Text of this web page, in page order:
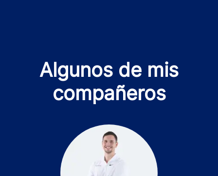
Algunos de mis
compañeros